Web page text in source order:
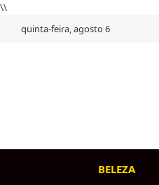
\\
quinta-feira, agosto 6
BELEZA